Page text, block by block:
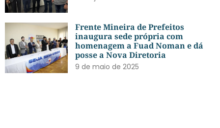
Frente Mineira de Prefeitos
inaugura sede própria com
homenagem a Fuad Noman e dá
posse a Nova Diretoria
9 de maio de 2025